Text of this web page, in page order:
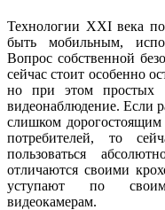
Технологии XXI века
быть мобильным,
Вопрос собственной
сейчас стоит особенно
но при этом простых
видеонаблюдение. Если
слишком
потребителей, то
пользоваться
отличаются своими
уступают по
видеокамерам.